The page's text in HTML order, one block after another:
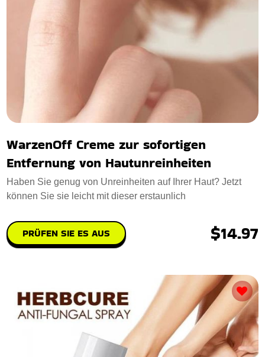
WarzenOff Creme zur sofortigen
Entfernung von Hautunreinheiten
Haben Sie genug von Unreinheiten auf Ihrer Haut? Jetzt
können Sie sie leicht mit dieser erstaunlich
PRÜFEN SIE ES AUS $14.97